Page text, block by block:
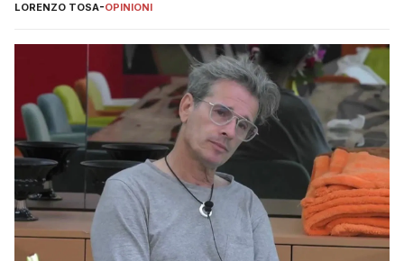
LORENZO TOSA-OPINIONI